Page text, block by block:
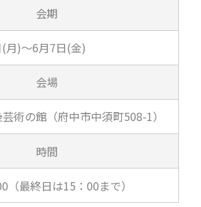
会期
月)～6月7日(金)
会場
術の館（府中市中須町508-1）
時間
（最終日は15：00まで）